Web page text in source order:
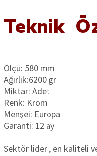
Teknik
Ölçü: 580 mm
Ağırlık:6200 gr
Miktar: Adet
Renk: Krom
Menşei: Europa
Garanti: 12 ay
Sektör lideri, en kaliteli